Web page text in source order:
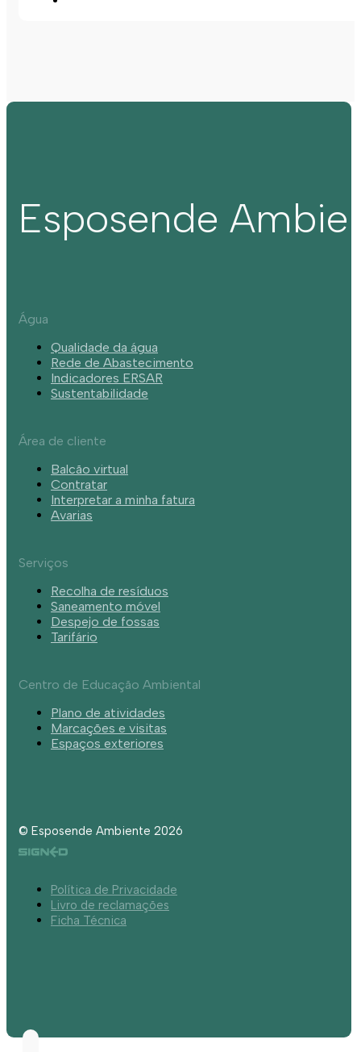
Esposende
Água
Qualidade da água
Rede de Abastecimento
Indicadores ERSAR
Sustentabilidade
Área de cliente
Balcão virtual
Contratar
Interpretar a minha fatura
Avarias
Serviços
Recolha de resíduos
Saneamento móvel
Despejo de fossas
Tarifário
Centro de Educação Ambiental
Plano de atividades
Marcações e visitas
Espaços exteriores
© Esposende Ambiente 2026
Política de Privacidade
Livro de reclamações
Ficha Técnica